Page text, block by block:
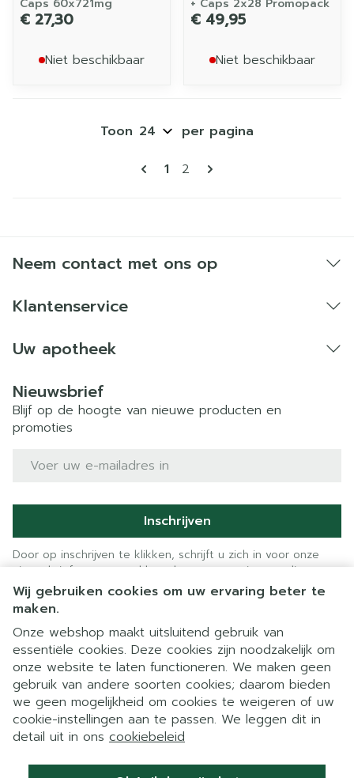
Wij gebruiken cookies om uw ervaring beter te
maken.
Onze webshop maakt uitsluitend gebruik van
essentiële cookies. Deze cookies zijn noodzakelijk om
onze website te laten functioneren. We maken geen
gebruik van andere soorten cookies; daarom bieden
we geen mogelijkheid om cookies te weigeren of uw
cookie-instellingen aan te passen. We leggen dit in
detail uit in ons cookiebeleid
Caps 60x721mg
€ 27,30
Niet beschikbaar
+ Caps 2x28 Promopack
€ 49,95
Niet beschikbaar
Pagina's
U lees momenteel pagina
1 Pagina
2
Toon per pagina
Neem contact met ons op
Klantenservice
Uw apotheek
Nieuwsbrief
Blijf op de hoogte van nieuwe producten en
promoties
E-mail adres
Inschrijven
Door op inschrijven te klikken, schrijft u zich in voor onze
nieuwsbrief en gaat u akkoord met onzeprivacy policy.
Juridische links